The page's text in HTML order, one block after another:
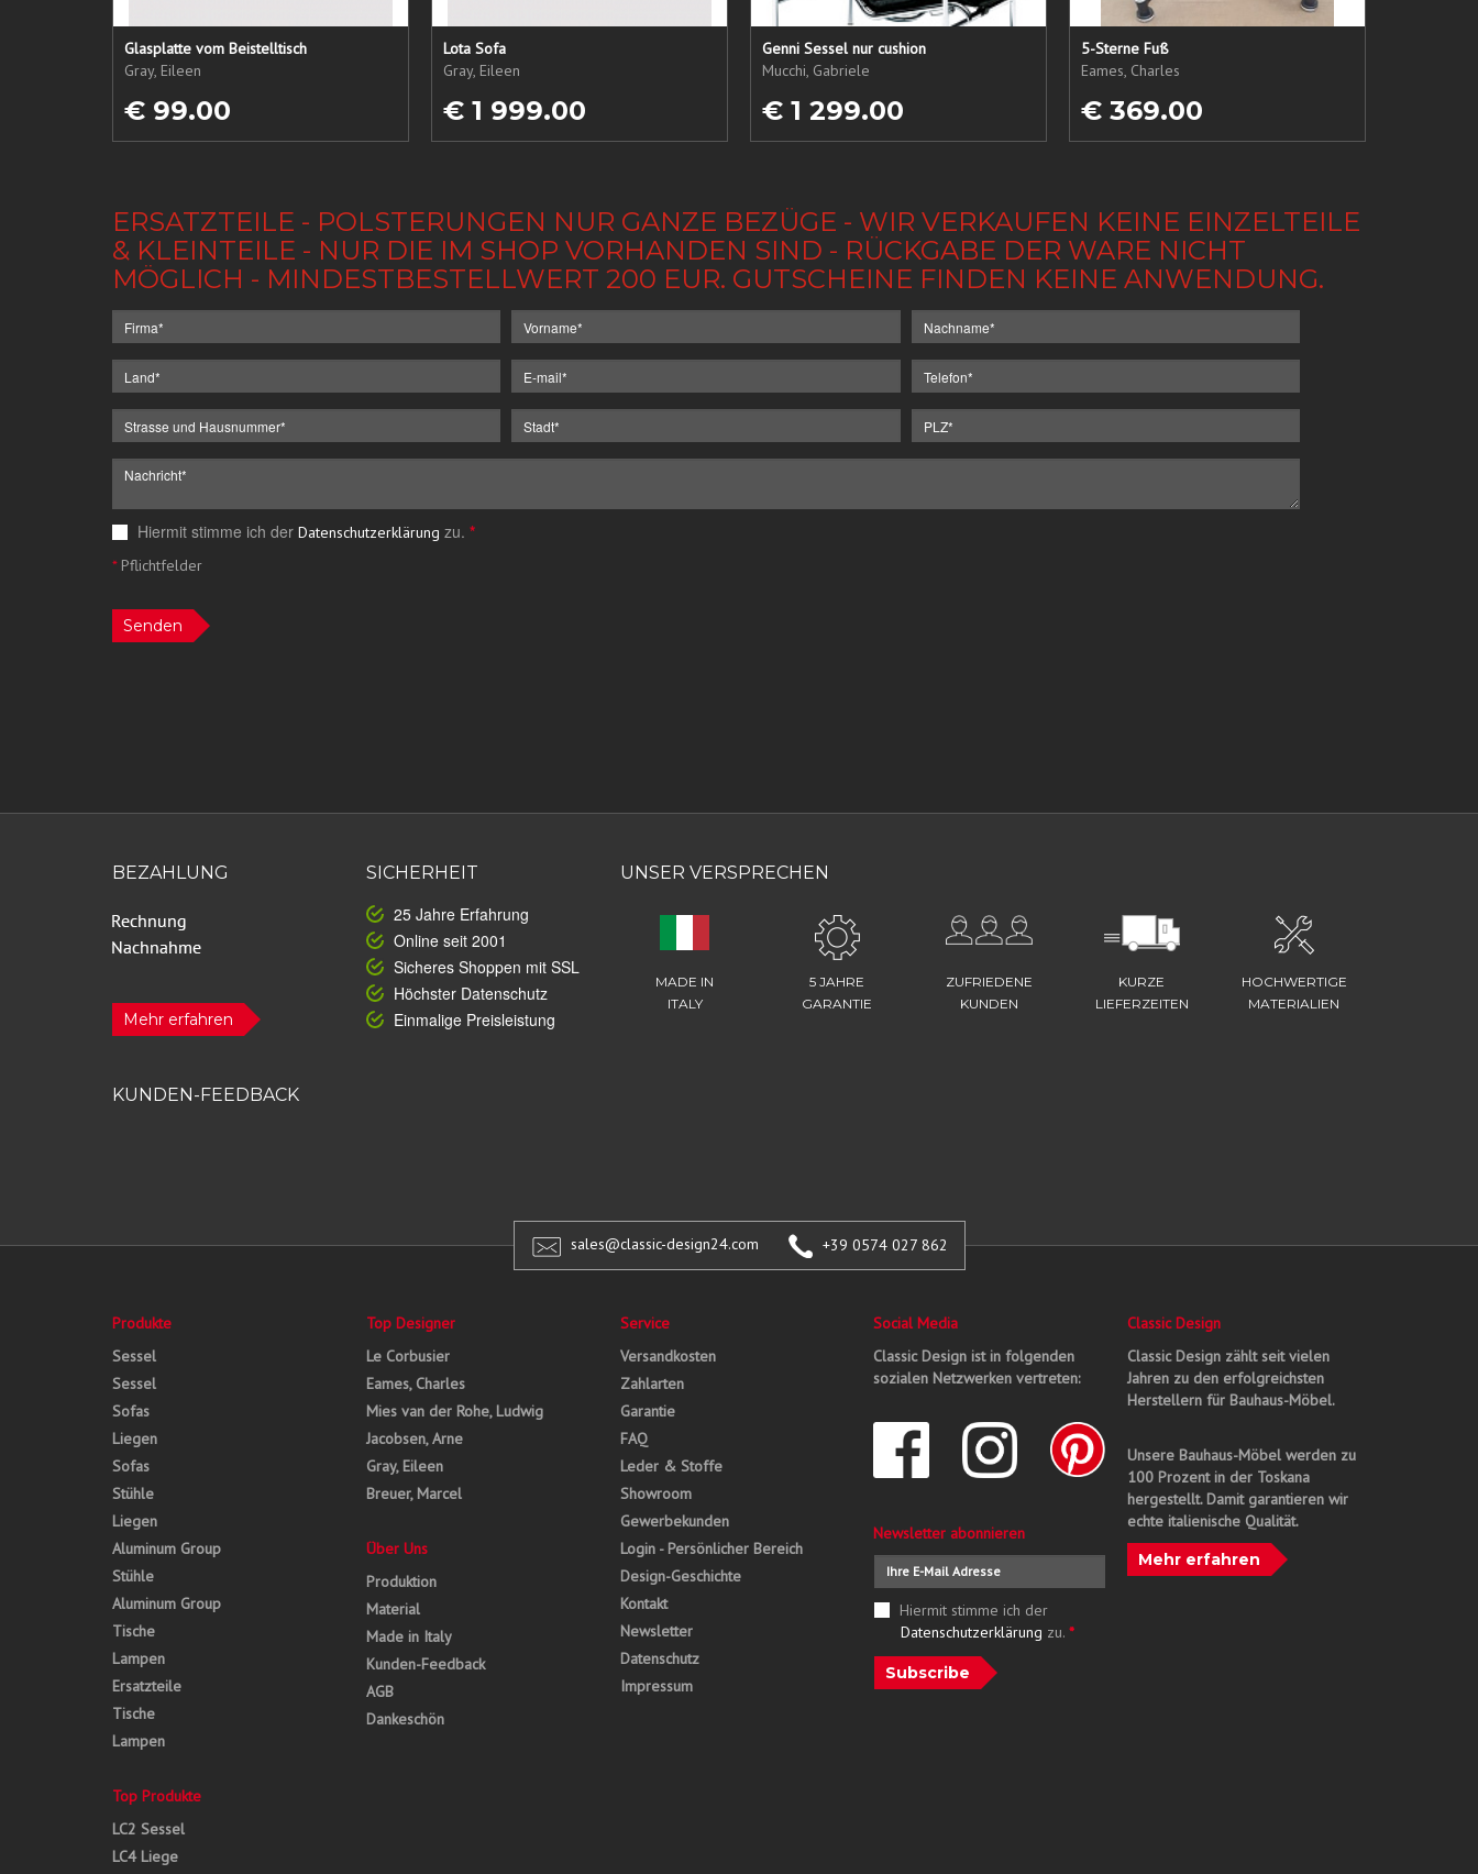
Glasplatte vom Beistelltisch
Gray, Eileen
€ 99.00
Lota Sofa
Gray, Eileen
€ 1 999.00
Genni Sessel nur cushion
Mucchi, Gabriele
€ 1 299.00
5-Sterne Fuß
Eames, Charles
€ 369.00
ERSATZTEILE - POLSTERUNGEN NUR GANZE BEZÜGE - WIR VERKAUFEN KEINE EINZELTEILE
& KLEINTEILE - NUR DIE IM SHOP VORHANDEN SIND - RÜCKGABE DER WARE NICHT
MÖGLICH - MINDESTBESTELLWERT 200 EUR. GUTSCHEINE FINDEN KEINE ANWENDUNG.
Hiermit stimme ich der Datenschutzerklärung zu. *
*Pflichtfelder
Senden
BEZAHLUNG
Mehr erfahren
SICHERHEIT
25 Jahre Erfahrung
Online seit 2001
Sicheres Shoppen mit SSL
Höchster Datenschutz
Einmalige Preisleistung
UNSER VERSPRECHEN
MADE IN
ITALY
5 JAHRE
GARANTIE
ZUFRIEDENE
KUNDEN
KURZE
LIEFERZEITEN
HOCHWERTIGE
MATERIALIEN
KUNDEN-FEEDBACK
sales@classic-design24.com +39 0574 027 862
Produkte
Sessel
Sessel
Sofas
Liegen
Sofas
Stühle
Liegen
Aluminum Group
Stühle
Aluminum Group
Tische
Lampen
Ersatzteile
Tische
Lampen
Top Produkte
LC2 Sessel
LC4 Liege
Top Designer
Le Corbusier
Eames, Charles
Mies van der Rohe, Ludwig
Jacobsen, Arne
Gray, Eileen
Breuer, Marcel
Über Uns
Produktion
Material
Made in Italy
Kunden-Feedback
AGB
Dankeschön
Service
Versandkosten
Zahlarten
Garantie
FAQ
Leder & Stoffe
Showroom
Gewerbekunden
Login - Persönlicher Bereich
Design-Geschichte
Kontakt
Newsletter
Datenschutz
Impressum
Social Media
Classic Design ist in folgenden
sozialen Netzwerken vertreten:
Newsletter abonnieren
Hiermit stimme ich der
Datenschutzerklärung zu. *
Subscribe
Classic Design
Classic Design zählt seit vielen
Jahren zu den erfolgreichsten
Herstellern für Bauhaus-Möbel.
Unsere Bauhaus-Möbel werden zu
100 Prozent in der Toskana
hergestellt. Damit garantieren wir
echte italienische Qualität.
Mehr erfahren